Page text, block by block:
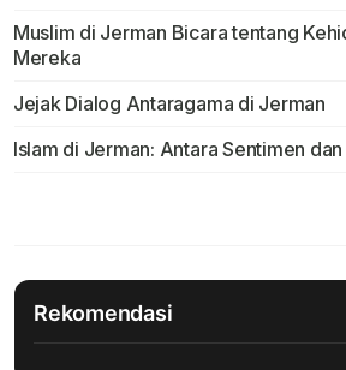
Muslim di Jerman Bicara tentang
Mereka
Jejak Dialog Antaragama di Jerman
Islam di Jerman: Antara Sentimen
Rekomendasi